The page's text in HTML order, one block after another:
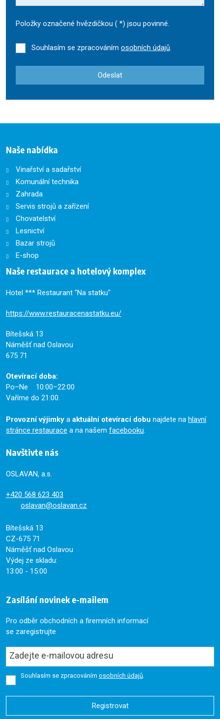
Položky označené hvězdičkou ( *) jsou povinné.
Souhlasím se zpracováním osobních údajů.
Odeslat
se
Naše nabídka
Vinařství a sadařství
Komunální technika
Zahrada
Servis strojů a zařízení
Chovatelství
Lesnictví
Bazar strojů
E-shop
Naše restaurace a hotelový komplex
Hotel *** Restaurant "Na statku"
https://www.restauracenastatku.eu/
Bítešská 13
Náměšť nad Oslavou
675 71
Otevírací doba:
Po–Ne 10:00–22:00
Vaříme do 21:00.
Provozní výjimky a aktuální otevírací dobu najdete na hlavní
stránce restaurace a na našem facebooku.
Navštivte nás
OSLAVAN, a.s.
+420 568 623 403
oslavan@oslavan.cz
Bítešská 13
CZ-675 71
Náměšť nad Oslavou
Výdej ze skladu:
13:00 - 15:00
Zasílání novinek e-mailem
Pro odběr obchodních a firemních informací
se zaregistrujte
Souhlasím se zpracováním osobních údajů
Registrovat